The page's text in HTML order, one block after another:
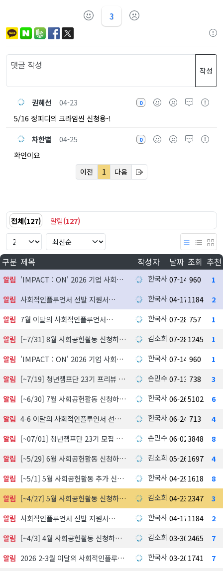
3
작성
권혜선 04-23 0
5/16 정피디의 크라임씬 신청용-!
차한별
04-25 0
확인이요
이전 1 다음
전체(127) 알림(127)
구분 제목 작성자 날짜 조회 추천
알림 'IMPACT : ON' 2026 기업 사회공헌 실천사례 발굴 지원사업 참여기업 모집 한국사회공헌협회
07-14 960
1
알림
사회적인플루언서 선발 지원서 한국사회공헌협회
04-17 1184
2
알림
7월 이달의 사회적인플루언서 한국사회공헌협회
07-28 757
1
알림
[~7/31] 8월 사회공헌활동 신청하기 김소희 07-28 1245
1
알림
'IMPACT : ON' 2026 기업 사회공헌 실천사례 발굴 지원사업 참여기업 모집 한국사회공헌협회
07-14 960
1
알림
[~7/19] 청년챔프단 23기 프리뷰 신청하기 손민수07-13 738
3
알림
[~6/30] 7월 사회공헌활동 신청하기 한국사회공헌협회
06-26 5102
6
알림
4-6 이달의 사회적인플루언서 선정 발표 한국사회공헌협회
06-24 713
4
알림
[~07/01] 청년챔프단 23기 모집 中 손민수06-02 3848
8
알림
[~5/29] 6월 사회공헌활동 신청하기 김소희 05-26 1697
4
알림
[~5/1] 5월 사회공헌활동 추가 신청하기 한국사회공헌협회
04-29 1618
8
알림
[~4/27] 5월 사회공헌활동 신청하기 김소희 04-23 2347
3
알림
사회적인플루언서 선발 지원서 한국사회공헌협회
04-17 1184
2
알림
[~4/3] 4월 사회공헌활동 신청하기 김소희 03-30 2465
7
알림
2026 2-3월 이달의 사회적인플루언서 선정 발표 한국사회공헌협회
03-20 1741
7